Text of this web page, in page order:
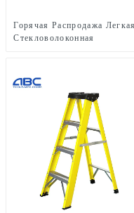
Горячая Распродажа Легкая
Стекловолоконная